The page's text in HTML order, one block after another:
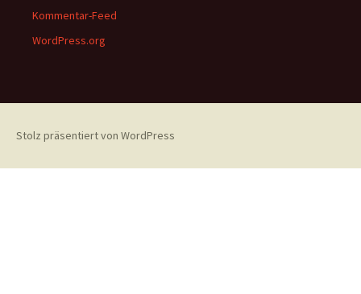
Kommentar-Feed
WordPress.org
Stolz präsentiert von WordPress